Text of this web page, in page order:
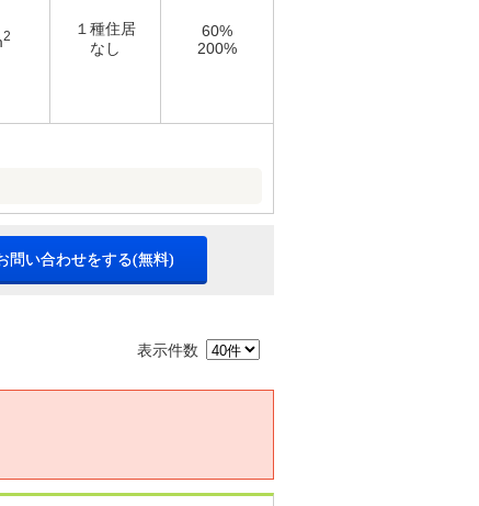
2
１種住居
なし
60%
200%
問い合わせをする(無料)
表示件数